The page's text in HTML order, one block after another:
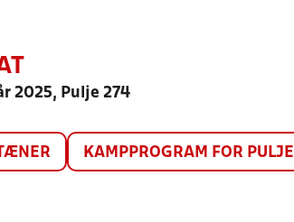
2025, Pulje 274
KAMPPROGRAM FOR PULJE